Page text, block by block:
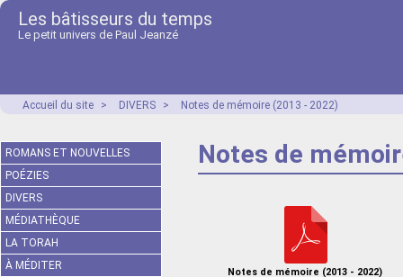
Les bâtisseurs du temps
Le petit univers de Paul Jeanzé
Accueil du site > DIVERS > Notes de mémoire (2013 - 2022)
Notes de
Notes de mémoire (2013 - 2022)
ROMANS ET NOUVELLES
POÉZIES
DIVERS
MÉDIATHÈQUE
LA TORAH
À MÉDITER